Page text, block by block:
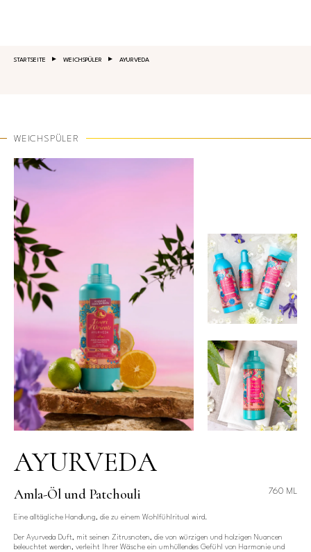
STARTSEITE WEICHSPÜLER AYURVEDA
WEICHSPÜLER
AYURVEDA
Amla-Öl und Patchouli 760 ML
Eine alltägliche Handlung, die zu einem Wohlfühlritual wird.
Der Ayurveda Duft, mit seinen Zitrusnoten, die von würzigen und holzigen Nuancen
beleuchtet werden, verleiht Ihrer Wäsche ein umhüllendes Gefühl von Harmonie und